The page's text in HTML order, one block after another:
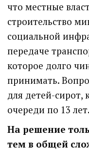
что местные
строительство
социальной
передаче
которое долго
принимать.
для детей-сирот,
очереди по 13 лет.
На решение
тем в общей